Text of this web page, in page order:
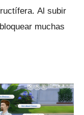
Al subir
muchas